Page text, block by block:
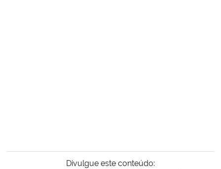
Divulgue este conteúdo: